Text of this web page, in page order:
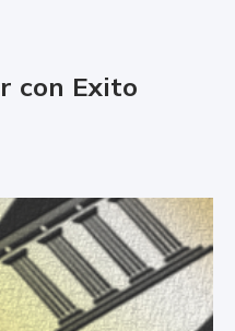
con Exito